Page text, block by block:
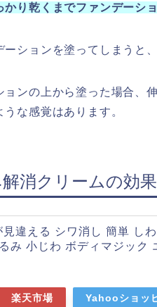
かり乾くまでファンデーシ
ションを塗ってしまうと
ョンの上から塗った場合、
な感覚はあります。
消クリームの効
見違える シワ消し 簡単 し
み 小じわ ボディマジック
楽天市場 Yahooショッ